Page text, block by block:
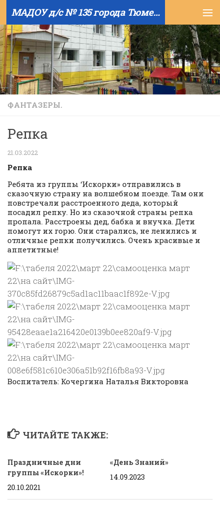
Skip to content МАДОУ д/с № 135 города Тюмени
ФАНТАЗЕРЫ.
Репка
21.03.2022
Репка
Ребята из группы ‘Искорки» отправились в
сказочную страну на волшебном поезде. Там они
повстречали расстроенного деда, который
посадил репку. Но из сказочной страны репка
пропала. Расстроены дед, бабка и внучка. Дети
помогут их горю. Они старались, не ленились и
отличные репки получились. Очень красивые и
аппетитные!
Воспитатель: Кочергина Наталья Викторовна
ЧИТАЙТЕ ТАКЖЕ:
Праздничные дни
группы «Искорки»!
20.10.2021
«День Знаний»
14.09.2023